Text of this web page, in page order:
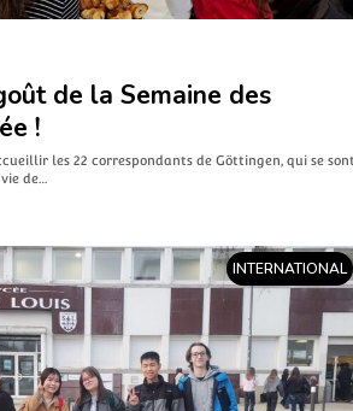
de la Semaine des
!
les 22 correspondants de Göttingen, qui se
de…
INTERNATIONAL